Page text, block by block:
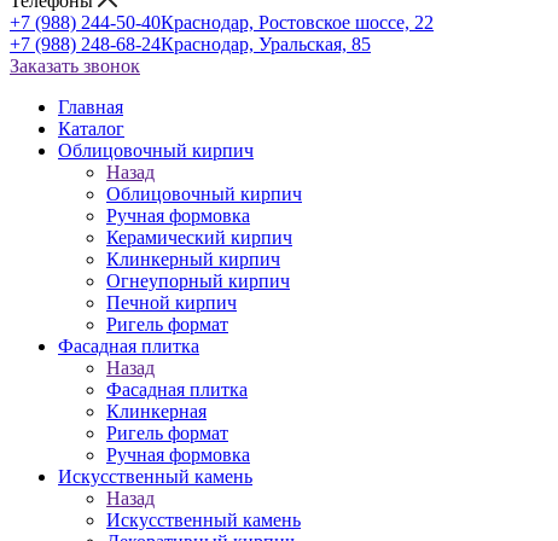
+7 (988) 244-50-40Краснодар, Ростовское шоссе, 22
+7 (988) 248-68-24Краснодар, Уральская, 85
Заказать звонок
Главная
Каталог
Облицовочный кирпич
Назад
Облицовочный кирпич
Ручная формовка
Керамический кирпич
Клинкерный кирпич
Огнеупорный кирпич
Печной кирпич
Ригель формат
Фасадная плитка
Назад
Фасадная плитка
Клинкерная
Ригель формат
Ручная формовка
Искусственный камень
Назад
Искусственный камень